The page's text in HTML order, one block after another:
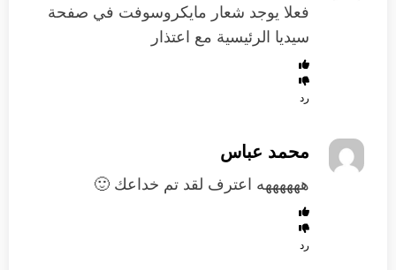
فعلا يوجد شعار مايكروسوفت في صفحة
سيديا الرئيسية مع اعتذار
رد
محمد عباس
ههههههه اعترف لقد تم خداعك 🙂
رد